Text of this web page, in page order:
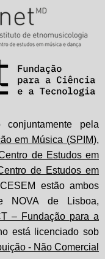
pela
em Música (SPIM),
de Estudos em
de Estudos em
estão ambos
NOVA de Lisboa,
– Fundação para a
está licenciado sob
- Não Comercial